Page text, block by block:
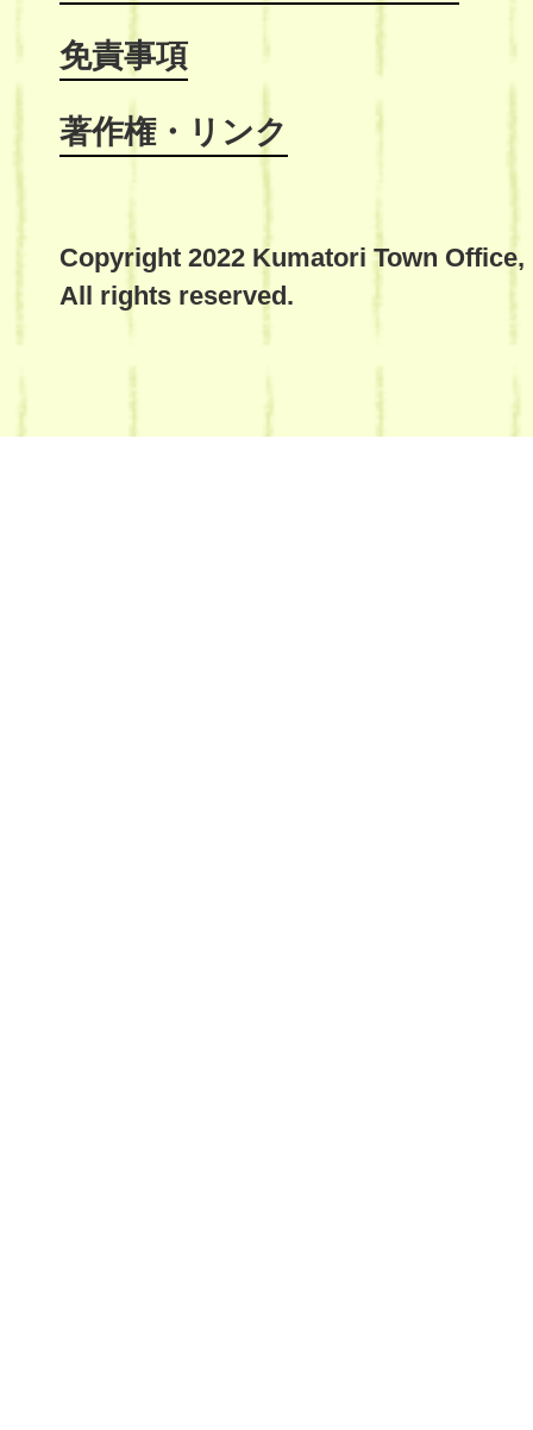
免責事項
著作権・リンク
Copyright 2022 Kumatori Town Office,
All rights reserved.